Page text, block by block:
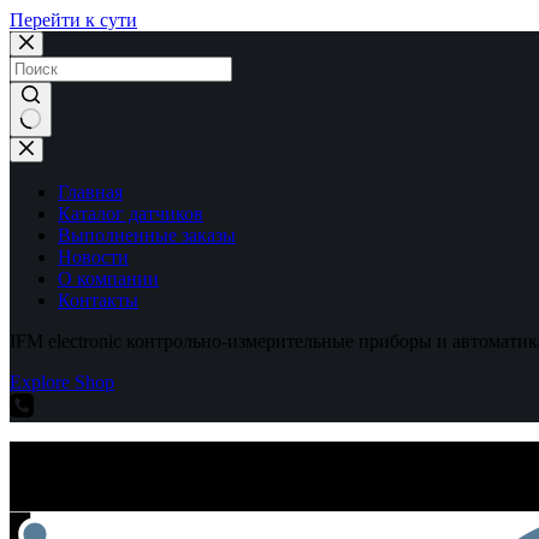
Перейти к сути
Ничего
не
найденоГлавная
Каталог датчиков
Выполненные заказы
Новости
О компании
Контакты
IFM electronic контрольно-измерительные приборы и
Explore Shop